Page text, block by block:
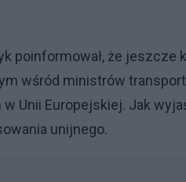
poinformował, że jeszcze
wśród ministrów
Unii Europejskiej. Jak
unijnego.